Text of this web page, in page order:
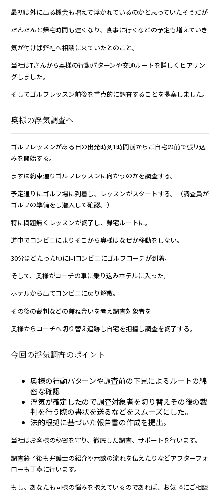
最初は外に出る機会も増えて浮かれているのかと思っていたそうだが
だんだんと帰宅時間も遅くなり、食事に行くなどの予定も増えていき
気が付けば弊社へ相談に来ていたとのこと。
当社はTさんから奥様の行動パターンや交通ルートを詳しくヒアリン
グしました。
そしてゴルフレッスン前後を重点的に調査することを提案しました。
奥様の浮気調査へ
ゴルフレッスンがある日の出発時刻1時間前からご自宅の前で張り込
みを開始する。
まずは約束通りゴルフレッスンに向かうのかを調査する。
予定通りにゴルフ場に到着し、レッスンがスタートする。（調査員が
ゴルフの準備をし潜入して確認。）
特に問題無くレッスンが終了し、帰宅ルートに。
道中でコンビニによりそこから奥様はなぜか移動をしない。
30分ほどたった頃に同コンビニにゴルフコーチが到着。
そして、奥様がコーチの車に乗り込みホテルに入った。
ホテルから出てコンビニに戻り解散。
その後の裁判などの兼ね合いを考え調査対象者を
奥様からコーチへ切り替え追跡し自宅を把握し調査を終了する。
今回の浮気調査のポイント
奥様の行動パターンや調査前の下見によるルートの綿
密な確認
浮気が確定したので調査対象者を切り替えその後の裁
判を行う際の書状を送るなどをスムーズにした。
法的根拠に基づいた報告書の作成を提出。
当社はお客様の秘密を守り、徹底した調査、サポートを行います。
調査終了後も弁護士の紹介や示談の流れを伝えたりなどアフターフォ
ローも丁寧に行います。
もし、あなたも同様の悩みを抱えているのであれば、お気軽にご相談